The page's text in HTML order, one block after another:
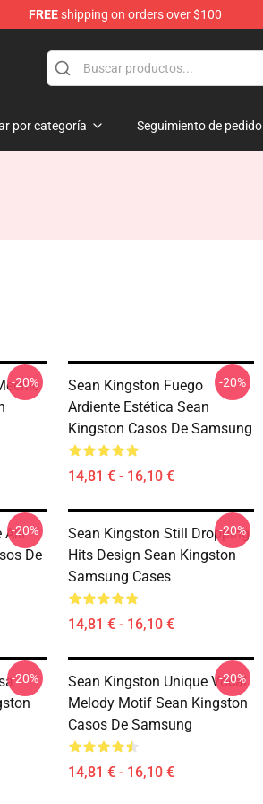
FREEshipping on orders over $100
por categoría Seguimiento de pedido
-20%
Sean Kingston Fuego
Ardiente Estética Sean
Kingston Casos De Samsung
14,81 € - 16,10 €
-20%
Allí
De
-20%
Sean Kingston Still Dropping
Hits Design Sean Kingston
Samsung Cases
14,81 € - 16,10 €
-20%
-20%
Sean Kingston Unique Vocal
Melody Motif Sean Kingston
Casos De Samsung
14,81 € - 16,10 €
-20%